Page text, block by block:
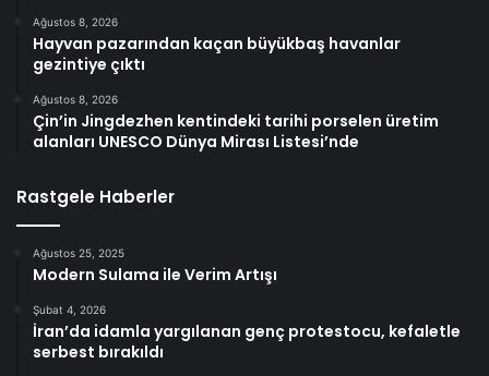
Ağustos 8, 2026
Hayvan pazarından kaçan büyükbaş havanlar
gezintiye çıktı
Ağustos 8, 2026
Çin’in Jingdezhen kentindeki tarihi porselen üretim
alanları UNESCO Dünya Mirası Listesi’nde
Rastgele Haberler
Ağustos 25, 2025
Modern Sulama ile Verim Artışı
Şubat 4, 2026
İran’da idamla yargılanan genç protestocu, kefaletle
serbest bırakıldı